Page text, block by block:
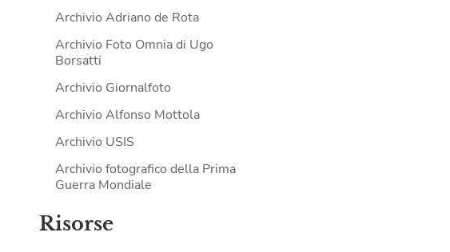
Archivio Adriano de Rota
Archivio Foto Omnia di Ugo
Borsatti
Archivio Giornalfoto
Archivio Alfonso Mottola
Archivio USIS
Archivio fotografico della Prima
Guerra Mondiale
Risorse